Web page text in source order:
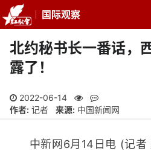
国际观察
北约秘书长一番话，
露了！
2022-06-14
作者: 记者 来源: 中国新闻网
中新网6月14日电 (记者